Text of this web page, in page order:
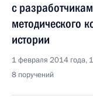
с
методического
истории
1 февраля 2014 года,
8 поручений